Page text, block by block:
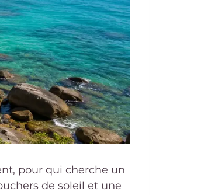
pour qui cherche un
de soleil et une